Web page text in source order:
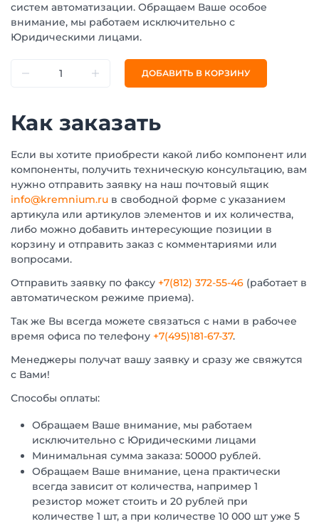
систем автоматизации. Обращаем Ваше особое
внимание, мы работаем исключительно с
Юридическими лицами.
ДОБАВИТЬ В КОРЗИНУ
Как заказать
Если вы хотите приобрести какой либо компонент или
компоненты, получить техническую консультацию, вам
нужно отправить заявку на наш почтовый ящик
info@kremnium.ru в свободной форме с указанием
артикула или артикулов элементов и их количества,
либо можно добавить интересующие позиции в
корзину и отправить заказ с комментариями или
вопросами.
Отправить заявку по факсу +7(812) 372-55-46 (работает в
автоматическом режиме приема).
Так же Вы всегда можете связаться с нами в рабочее
время офиса по телефону +7(495)181-67-37.
Менеджеры получат вашу заявку и сразу же свяжутся
с Вами!
Способы оплаты:
Обращаем Ваше внимание, мы работаем
исключительно с Юридическими лицами
Минимальная сумма заказа: 50000 рублей.
Обращаем Ваше внимание, цена практически
всегда зависит от количества, например 1
резистор может стоить и 20 рублей при
количестве 1 шт, а при количестве 10 000 шт уже 5